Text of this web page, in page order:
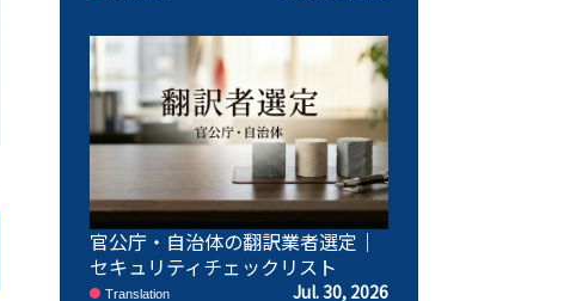
官公庁・自治体の翻訳業者選定｜
セキュリティチェックリスト
Translation Jul. 30, 2026